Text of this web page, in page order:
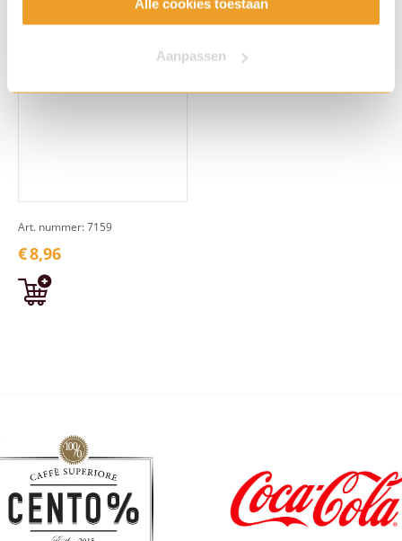
Alle cookies toestaan
Aanpassen
Art. nummer: 7159
€8,96